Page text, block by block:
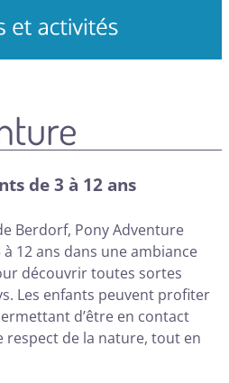
de 3 à 12 ans
Berdorf, Pony Adventure
12 ans dans une ambiance
découvrir toutes sortes
Les enfants peuvent profiter
d’être en contact
respect de la nature, tout en